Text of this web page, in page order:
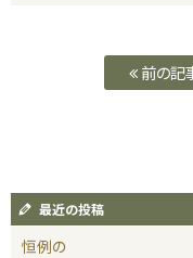
前の記
最近の投稿
恒例の